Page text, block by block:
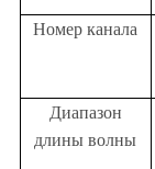
Номер канала
Диапазон
длины волны